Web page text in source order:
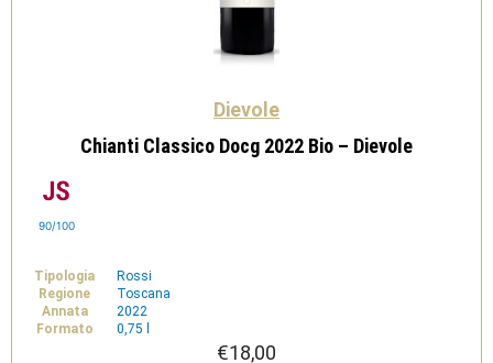
Dievole
Chianti Classico Docg 2022 Bio – Dievole
90/100
Tipologia
Rossi
Regione
Toscana
Annata
2022
Formato
0,75 l
€18,00